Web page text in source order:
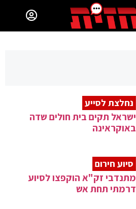
נחלצת לסייע
ישראל תקים בית חולים שדה
באוקראינה
סיוע חירום
מתנדבי זק"א הוקפצו לסיוע
דרמתי תחת אש